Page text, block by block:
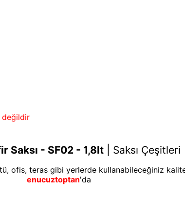
değildir
Saksı - SF02 - 1,8lt Saksı Çeşitleri
ofis, teras gibi yerlerde kullanabileceğiniz
enucuztoptan'da